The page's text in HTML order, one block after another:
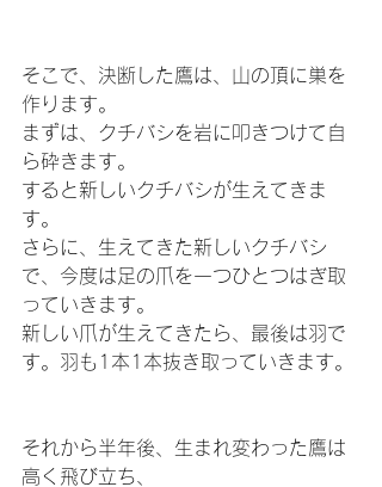
そこで、決断した鷹は、山の頂に巣を
作ります。
まずは、クチバシを岩に叩きつけて自
ら砕きます。
すると新しいクチバシが生えてきま
す。
さらに、生えてきた新しいクチバシ
で、今度は足の爪を一つひとつはぎ取
っていきます。
新しい爪が生えてきたら、最後は羽で
す。羽も1本1本抜き取っていきます。
それから半年後、生まれ変わった鷹は
高く飛び立ち、